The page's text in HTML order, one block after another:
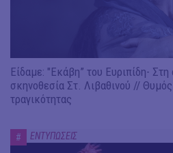
Είδαμε: "Εκάβη” του Ευριπίδη-
σκηνοθεσία Στ. Λιβαθινού //
τραγικότητας
# ΕΝΤΥΠΩΣΕΙΣ